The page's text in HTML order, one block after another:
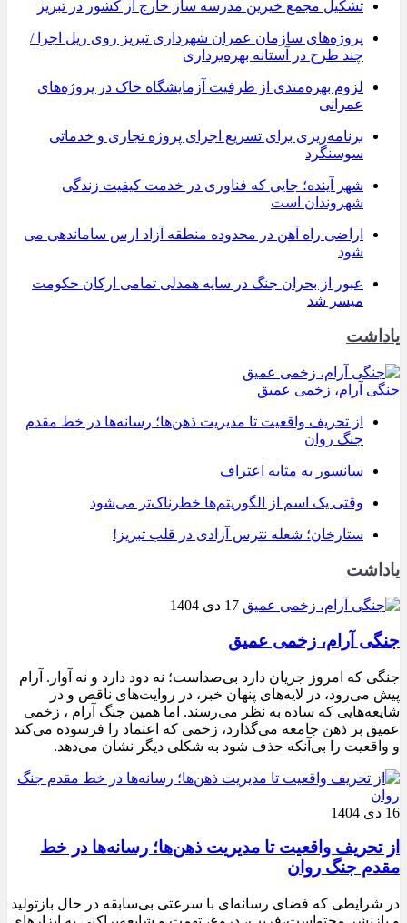
تشکیل مجمع خیرین مدرسه ‌ساز خارج از کشور در تبریز
پروژه‌های سازمان عمران شهرداری تبریز روی ریل اجرا /
چند طرح در آستانه بهره‌برداری
لزوم بهره‌مندی از ظرفیت آزمایشگاه خاک در پروژه‌های
عمرانی
برنامه‌ریزی برای تسریع اجرای پروژه تجاری و خدماتی
سوسنگرد
شهر آینده؛ جایی که فناوری در خدمت کیفیت زندگی
شهروندان است
اراضی راه آهن در محدوده منطقه آزاد ارس ساماندهی می
شود
عبور از بحران جنگ در سایه همدلی تمامی ارکان حکومت
میسر شد
یاداشت
جنگی آرام، زخمی عمیق
از تحریف واقعیت تا مدیریت ذهن‌ها؛ رسانه‌ها در خط مقدم
جنگ روان
سانسور به مثابه اعتراف
وقتی یک اسم از الگوریتم‌ها خطرناک‌تر می‌شود
ستارخان؛ شعله نترس آزادی در قلب تبریز!
یاداشت
17 دی 1404
جنگی آرام، زخمی عمیق
جنگی که امروز جریان دارد بی‌صداست؛ نه دود دارد و نه آوار. آرام
پیش می‌رود، در لایه‌های پنهان خبر، در روایت‌های ناقص و در
شایعه‌هایی که ساده به نظر می‌رسند. اما همین جنگ آرام ، زخمی
عمیق بر ذهن جامعه می‌گذارد، زخمی که اعتماد را فرسوده می‌کند
و واقعیت را بی‌آنکه حذف شود به شکلی دیگر نشان می‌دهد.
16 دی 1404
از تحریف واقعیت تا مدیریت ذهن‌ها؛ رسانه‌ها در خط
مقدم جنگ روان
در شرایطی که فضای رسانه‌ای با سرعتی بی‌سابقه در حال بازتولید